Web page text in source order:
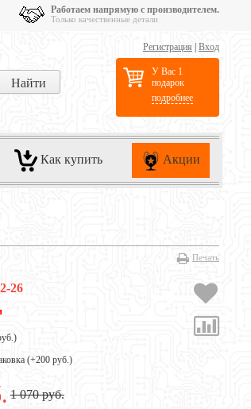
Работаем напрямую с производителем.
Только качественные детали
Регистрация Вход
У Вас 1
подарок
подробнее
Как купить Акции
Печать
26
)
(+200 руб.)
1 070 руб.